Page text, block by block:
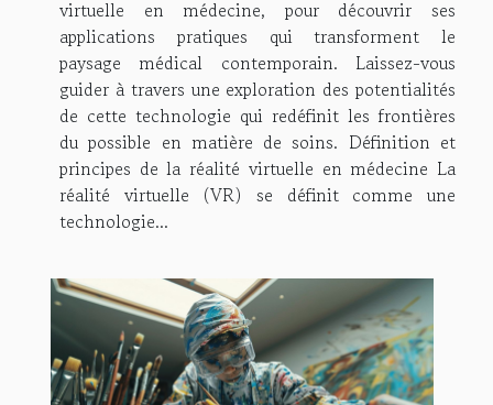
virtuelle en médecine, pour découvrir ses
applications pratiques qui transforment le
paysage médical contemporain. Laissez-vous
guider à travers une exploration des potentialités
de cette technologie qui redéfinit les frontières
du possible en matière de soins. Définition et
principes de la réalité virtuelle en médecine La
réalité virtuelle (VR) se définit comme une
technologie...